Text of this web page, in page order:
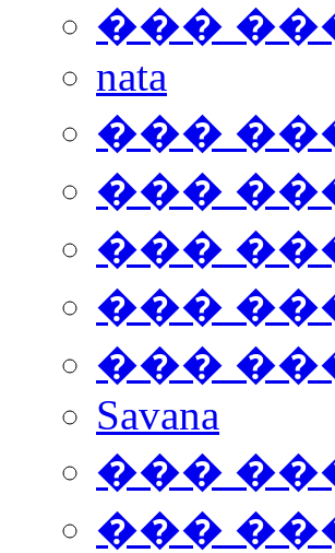
���
nata
���
���
���
���
���
Savana
���
���